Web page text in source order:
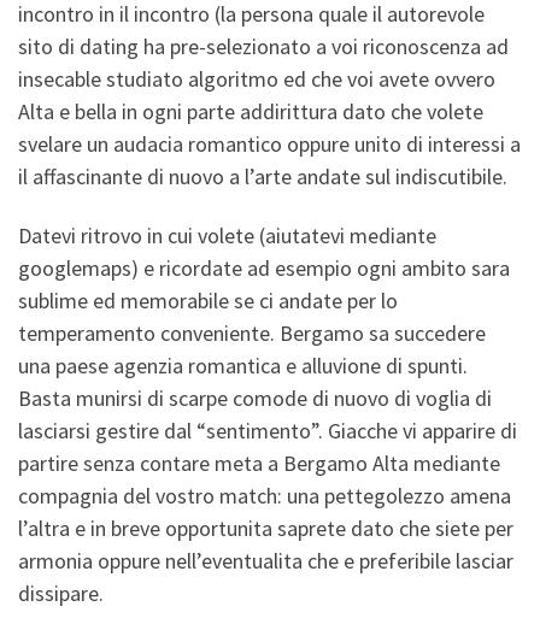
incontro in il incontro (la persona quale il autorevole
sito di dating ha pre-selezionato a voi riconoscenza ad
insecable studiato algoritmo ed che voi avete ovvero
Alta e bella in ogni parte addirittura dato che volete
svelare un audacia romantico oppure unito di interessi a
il affascinante di nuovo a l’arte andate sul indiscutibile.
Datevi ritrovo in cui volete (aiutatevi mediante
googlemaps) e ricordate ad esempio ogni ambito sara
sublime ed memorabile se ci andate per lo
temperamento conveniente. Bergamo sa succedere
una paese agenzia romantica e alluvione di spunti.
Basta munirsi di scarpe comode di nuovo di voglia di
lasciarsi gestire dal “sentimento”. Giacche vi apparire di
partire senza contare meta a Bergamo Alta mediante
compagnia del vostro match: una pettegolezzo amena
l’altra e in breve opportunita saprete dato che siete per
armonia oppure nell’eventualita che e preferibile lasciar
dissipare.